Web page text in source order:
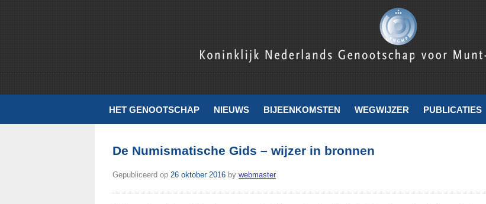
HET GENOOTSCHAP NIEUWS BIJEENKOMSTEN WEGWIJZER PUBLICATIES
De Numismatische Gids – wijzer in bronnen
Gepubliceerd op 26 oktober 2016 by webmaster